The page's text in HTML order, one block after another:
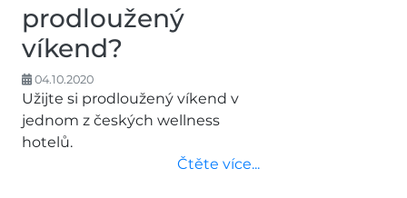
prodloužený
víkend?
04.10.2020
Užijte si prodloužený víkend v
jednom z českých wellness
hotelů.
Čtěte více...